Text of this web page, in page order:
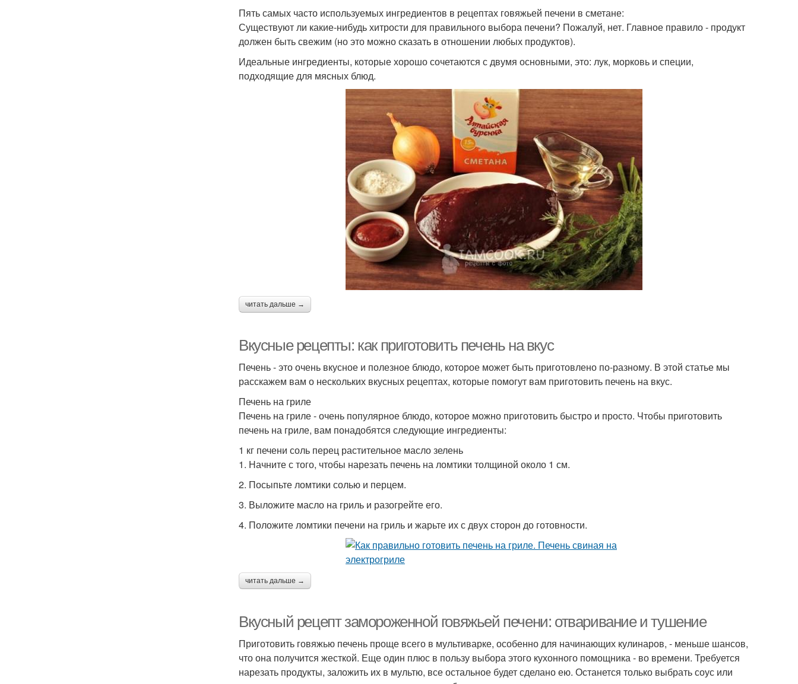
Пять самых часто используемых ингредиентов в рецептах говяжьей печени в сметане:
Существуют ли какие-нибудь хитрости для правильного выбора печени? Пожалуй, нет. Главное правило - продукт
должен быть свежим (но это можно сказать в отношении любых продуктов).
Идеальные ингредиенты, которые хорошо сочетаются с двумя основными, это: лук, морковь и специи,
подходящие для мясных блюд.
читать дальше →
Вкусные рецепты: как приготовить печень на вкус
Печень - это очень вкусное и полезное блюдо, которое может быть приготовлено по-разному. В этой статье мы
расскажем вам о нескольких вкусных рецептах, которые помогут вам приготовить печень на вкус.
Печень на гриле
Печень на гриле - очень популярное блюдо, которое можно приготовить быстро и просто. Чтобы приготовить
печень на гриле, вам понадобятся следующие ингредиенты:
1 кг печени соль перец растительное масло зелень
1. Начните с того, чтобы нарезать печень на ломтики толщиной около 1 см.
2. Посыпьте ломтики солью и перцем.
3. Выложите масло на гриль и разогрейте его.
4. Положите ломтики печени на гриль и жарьте их с двух сторон до готовности.
читать дальше →
Вкусный рецепт замороженной говяжьей печени: отваривание и тушение
Приготовить говяжью печень проще всего в мультиварке, особенно для начинающих кулинаров, - меньше шансов,
что она получится жесткой. Еще один плюс в пользу выбора этого кухонного помощника - во времени. Требуется
нарезать продукты, заложить их в мультю, все остальное будет сделано ею. Останется только выбрать соус или